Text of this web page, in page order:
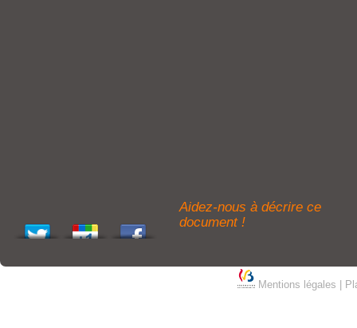
Aidez-nous à décrire ce
document !
Mentions légales